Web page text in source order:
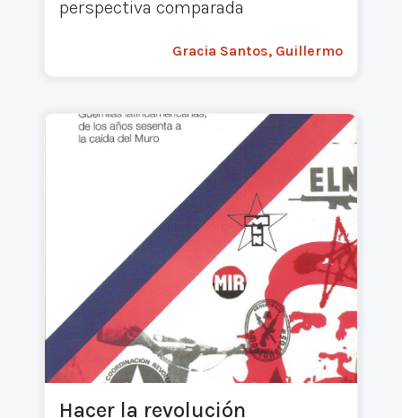
perspectiva comparada
Gracia Santos, Guillermo
Hacer la revolución